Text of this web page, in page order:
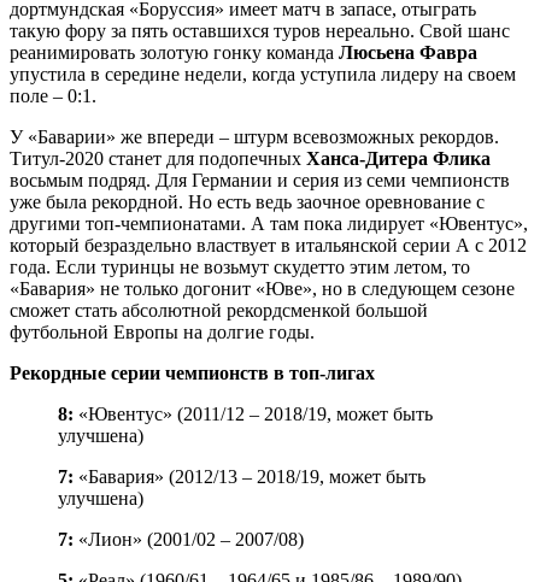
дортмундская «Боруссия» имеет матч в запасе, отыграть
такую фору за пять оставшихся туров нереально. Свой шанс
реанимировать золотую гонку команда Люсьена Фавра
упустила в середине недели, когда уступила лидеру на своем
поле – 0:1.
У «Баварии» же впереди – штурм всевозможных рекордов.
Титул-2020 станет для подопечных Ханса-Дитера Флика
восьмым подряд. Для Германии и серия из семи чемпионств
уже была рекордной. Но есть ведь заочное оревнование с
другими топ-чемпионатами. А там пока лидирует «Ювентус»,
который безраздельно властвует в итальянской серии А с 2012
года. Если туринцы не возьмут скудетто этим летом, то
«Бавария» не только догонит «Юве», но в следующем сезоне
сможет стать абсолютной рекордсменкой большой
футбольной Европы на долгие годы.
Рекордные серии чемпионств в топ-лигах
8: «Ювентус» (2011/12 – 2018/19, может быть
улучшена)
7: «Бавария» (2012/13 – 2018/19, может быть
улучшена)
7: «Лион» (2001/02 – 2007/08)